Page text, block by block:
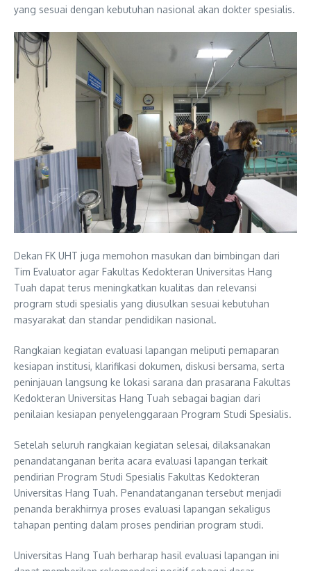
yang sesuai dengan kebutuhan nasional akan dokter spesialis.
Dekan FK UHT juga memohon masukan dan bimbingan dari
Tim Evaluator agar Fakultas Kedokteran Universitas Hang
Tuah dapat terus meningkatkan kualitas dan relevansi
program studi spesialis yang diusulkan sesuai kebutuhan
masyarakat dan standar pendidikan nasional.
Rangkaian kegiatan evaluasi lapangan meliputi pemaparan
kesiapan institusi, klarifikasi dokumen, diskusi bersama, serta
peninjauan langsung ke lokasi sarana dan prasarana Fakultas
Kedokteran Universitas Hang Tuah sebagai bagian dari
penilaian kesiapan penyelenggaraan Program Studi Spesialis.
Setelah seluruh rangkaian kegiatan selesai, dilaksanakan
penandatanganan berita acara evaluasi lapangan terkait
pendirian Program Studi Spesialis Fakultas Kedokteran
Universitas Hang Tuah. Penandatanganan tersebut menjadi
penanda berakhirnya proses evaluasi lapangan sekaligus
tahapan penting dalam proses pendirian program studi.
Universitas Hang Tuah berharap hasil evaluasi lapangan ini